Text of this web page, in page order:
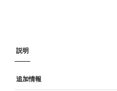
説明
追加情報